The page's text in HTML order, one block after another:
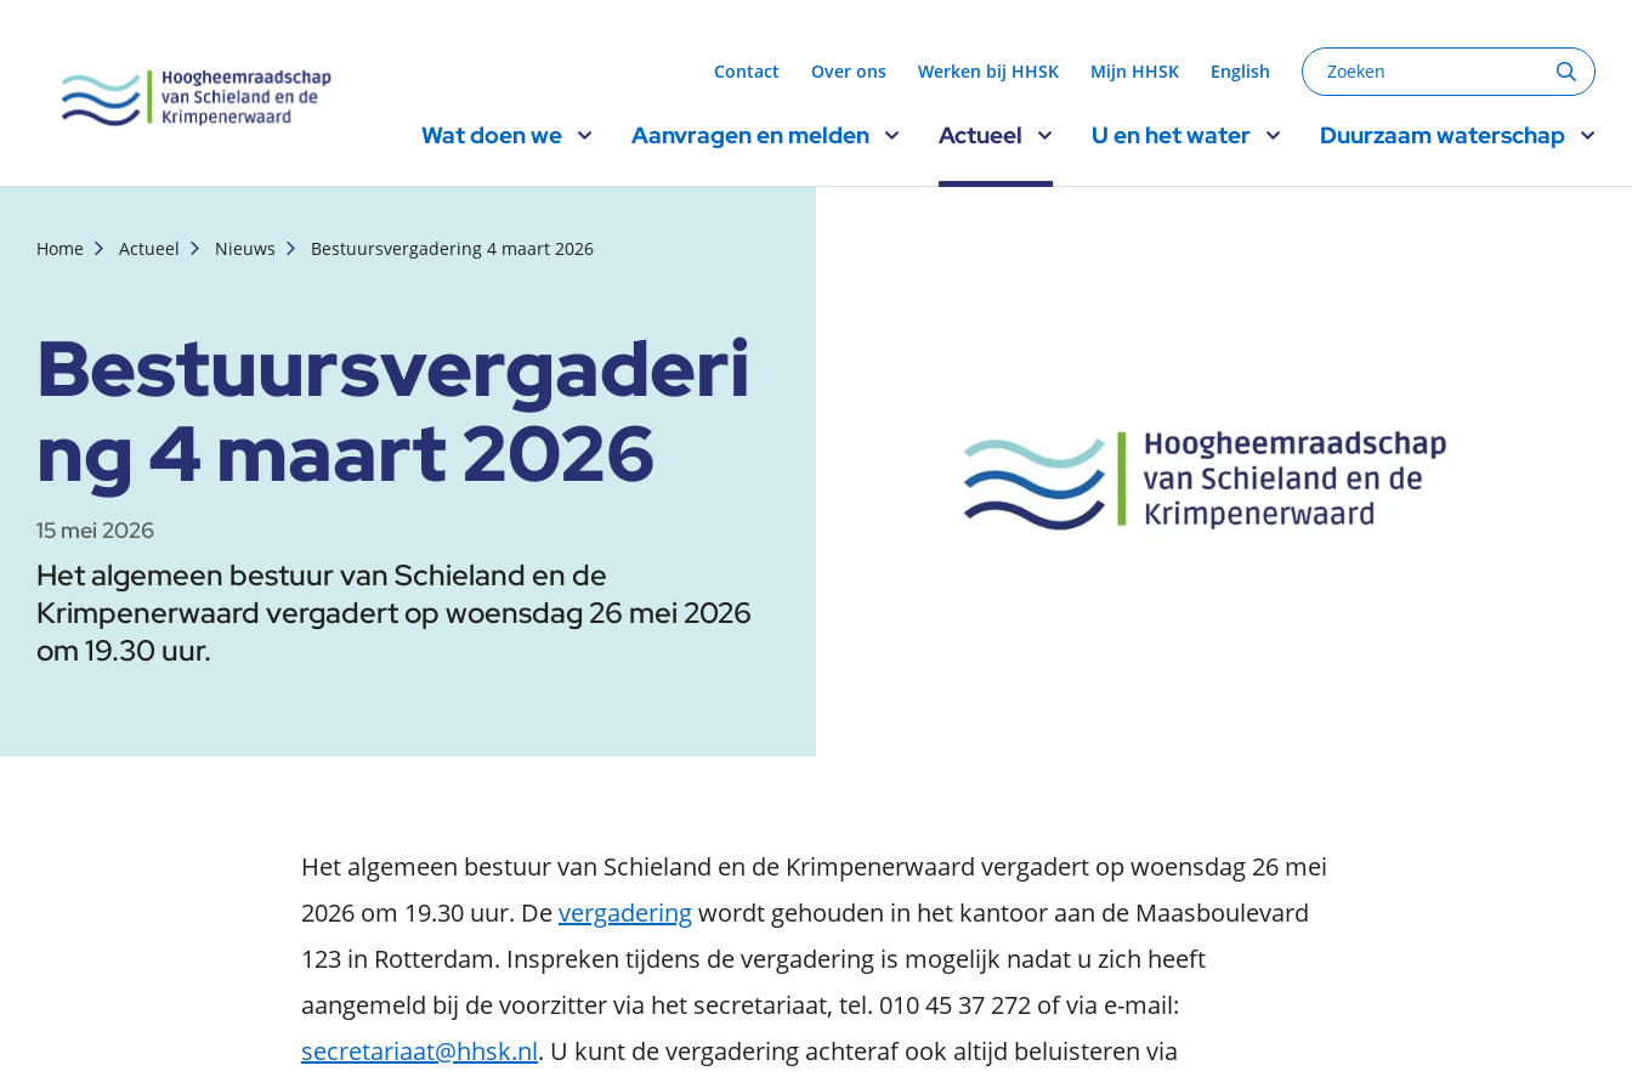
Contact Over ons Werken bij HHSK Mijn HHSK English Zoeken
Wat doen we Aanvragen en melden Actueel U en het water Duurzaam waterschap
Home Actueel Nieuws Bestuursvergadering 4 maart 2026
Bestuursvergaderi
ng 4 maart 2026
15 mei 2026
Het algemeen bestuur van Schieland en de
Krimpenerwaard vergadert op woensdag 26 mei 2026
om 19.30 uur.
Het algemeen bestuur van Schieland en de Krimpenerwaard vergadert op woensdag 26 mei
2026 om 19.30 uur. Devergaderingwordt gehouden in het kantoor aan de Maasboulevard
123 in Rotterdam. Inspreken tijdens de vergadering is mogelijk nadat u zich heeft
aangemeld bij de voorzitter via het secretariaat, tel. 010 45 37 272 of via e-mail:
secretariaat@hhsk.nl. U kunt de vergadering achteraf ook altijd beluisteren via